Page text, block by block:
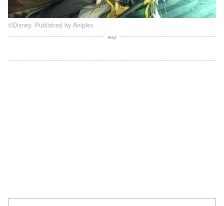
©Disney. Published by Aniplex
AD